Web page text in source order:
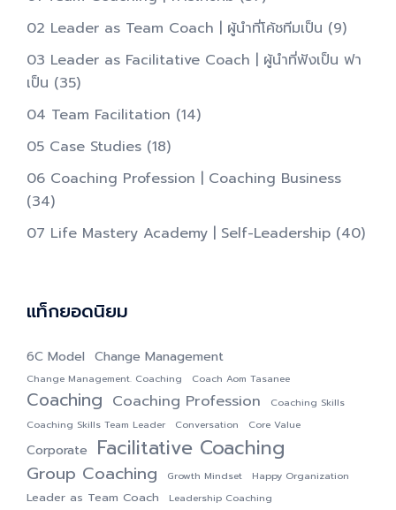
02 Leader as Team Coach | ผู้นำที่โค้ชทีมเป็น​ (9)
03 Leader as Facilitative Coach | ผู้นำที่ฟังเป็น ฟา
เป็น​ (35)
04 Team Facilitation (14)
05 Case Studies (18)
06 Coaching Profession | Coaching Business
(34)
07 Life Mastery Academy | Self-Leadership (40)
แท็กยอดนิยม
6C Model Change Management
Change Management. Coaching Coach Aom Tasanee
Coaching Coaching Profession
Coaching Skills
Coaching Skills Team Leader
Conversation Core Value
Corporate Facilitative Coaching
Group Coaching Growth Mindset Happy Organization
Leader as Team Coach Leadership Coaching